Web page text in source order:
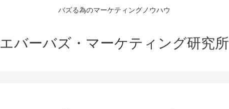
バズる為のマーケティングノウハウ
エバーバズ・マーケティング研究所